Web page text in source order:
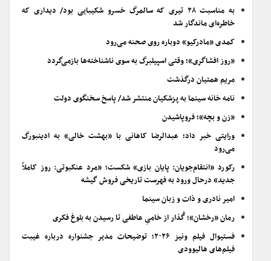
به مناسبت ۲۸ تیری که سالمرگ خسرو شکیبایی بود/ دیداری که
خاطره‌ای ماندگار شد
کمدی «مادرکیو» دوباره روی صحنه می‌رود
«روز افشاگری»؛ وقتی اسپیلبرگ به سوی ناشناخته‌ها بازمی‌گردد
مریم همتیان درگذشت
نامه خانه سینما به پزشکیان منتشر شد/ پاسخ سخنگوی دولت
«زن و بچه»؛ فروپاشیدن
ورایتی خبر داد؛ عبدالرضا کاهانی با «بهشت خالی» به ادینبورگ
می‌رود
رکورد «انتقام‌جویان: پایان بازی» شکست؛ «مرد عنکبوتی: روز کاملاً
جدید» درحال ورود به فهرست تاریخی فروش گیشه
امیر نادری و ذات و زبان سینما
رمان «رخشان»؛ گُذار از خامیِ عاطفی تا رسیدن به بلوغ فکری
فستیوال فیلم ونیز ۲۰۲۶؛ توضیحات مدیر جشنواره درباره غیبت
فیلم‌های هالیوودی